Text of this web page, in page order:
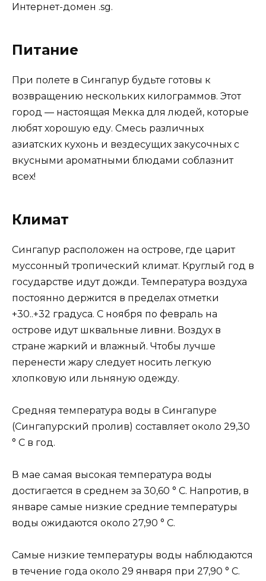
Интернет-домен .sg.
Питание
При полете в Сингапур будьте готовы к
возвращению нескольких килограммов. Этот
город — настоящая Мекка для людей, которые
любят хорошую еду. Смесь различных
азиатских кухонь и вездесущих закусочных с
вкусными ароматными блюдами соблазнит
всех!
Климат
Сингапур расположен на острове, где царит
муссонный тропический климат. Круглый год в
государстве идут дожди. Температура воздуха
постоянно держится в пределах отметки
+30..+32 градуса. С ноября по февраль на
острове идут шквальные ливни. Воздух в
стране жаркий и влажный. Чтобы лучше
перенести жару следует носить легкую
хлопковую или льняную одежду.
Средняя температура воды в Сингапуре
(Сингапурский пролив) составляет около 29,30
° C в год.
В мае самая высокая температура воды
достигается в среднем за 30,60 ° C. Напротив, в
январе самые низкие средние температуры
воды ожидаются около 27,90 ° C.
Самые низкие температуры воды наблюдаются
в течение года около 29 января при 27,90 ° C.